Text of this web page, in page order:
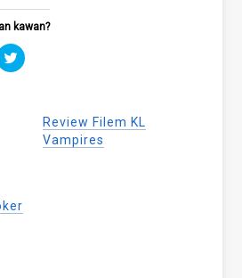
kawan?
Click
to
(Opens
window)
Review Filem KL
Vampires